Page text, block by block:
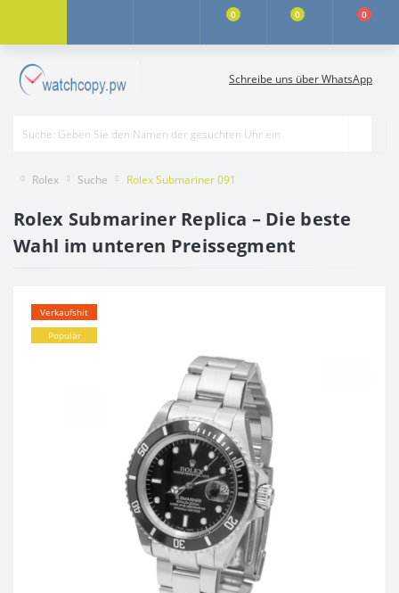
0 0 0
Schreibe uns über WhatsApp
Rolex Suche Rolex Submariner 091
Rolex Submariner Replica – Die beste
Wahl im unteren Preissegment
Verkaufshit
Populär